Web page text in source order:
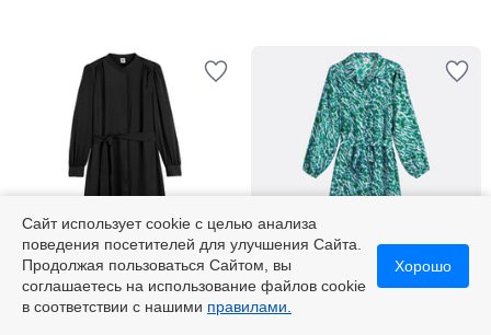
-55% по коду 5525
LA REDOUTE COLLECTIONS
Платье под пояс с длинным
4,1
/ 5
LA REDOUTE COLLECTIONS
Длинное платье с принтом и
5
/
Сайт использует cookie с целью анализа
поведения посетителей для улучшения Сайта.
Продолжая пользоваться Сайтом, вы
соглашаетесь на использование файлов cookie
в соответствии с нашими правилами.
Хорошо